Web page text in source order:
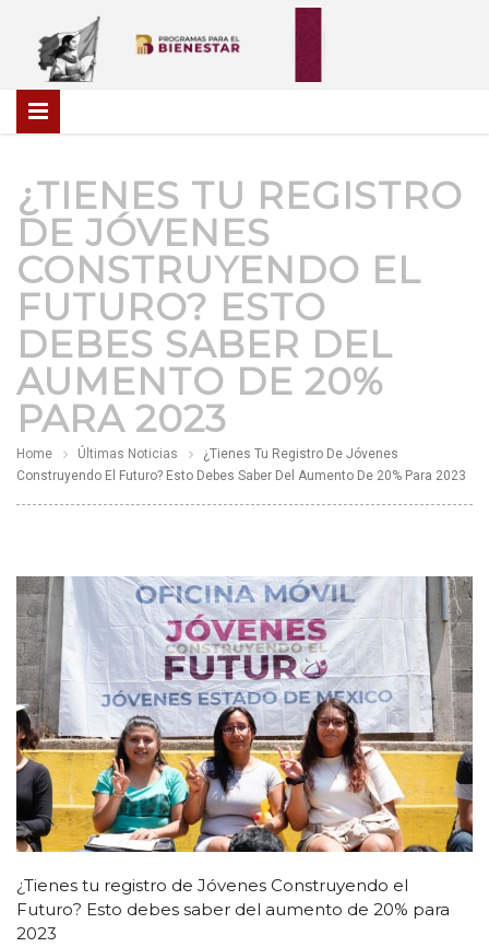
¿TIENES TU REGISTRO
DE JÓVENES
CONSTRUYENDO EL
FUTURO? ESTO
DEBES SABER DEL
AUMENTO DE 20%
PARA 2023
Home Últimas Noticias
¿Tienes Tu Registro De Jóvenes
Construyendo El Futuro? Esto Debes Saber Del Aumento De 20% Para 2023
¿Tienes tu registro de Jóvenes Construyendo el
Futuro? Esto debes saber del aumento de 20% para
2023